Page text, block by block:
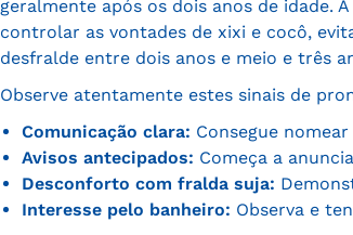
geralmente após os dois anos de idade.
controlar as vontades de xixi e cocô,
desfralde entre dois anos e meio e três
Observe atentamente estes sinais de
Comunicação clara: Consegue
Avisos antecipados: Começa a
Desconforto com fralda suja:
Interesse pelo banheiro: Observa e